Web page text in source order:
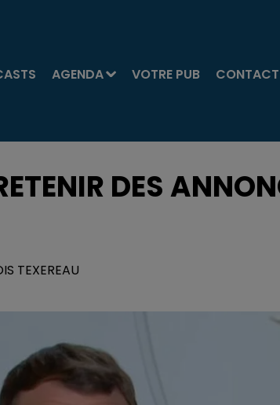
AGENDA VOTRE PUB CONTACT
DES
TEXEREAU